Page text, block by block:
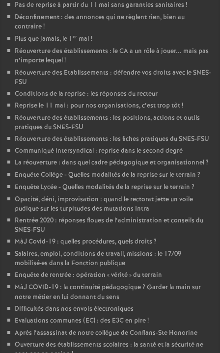
Pas de reprise à partir du 11 mai sans garanties sanitaires !
Déconfinement : des annonces qui ne règlent rien, bien au
contraire!
Plus que jamais, le 1 er mai !
Réouverture des établissements : le CA a un rôle à jouer... mais pas
n’importe lequel!
Réouverture des Etablissements : défendre vos droits avec le SNES-
FSU
Conditions de la reprise : les réponses du recteur
Reprise le 11 mai : pour nos organisations, c’est trop tôt!
Réouverture des établissements : les positions, actions et outils
pratiques du SNES-FSU
Réouverture des établissements : les fiches pratiques du SNES-FSU
Communiqué intersyndical : reprise dans le second degré
La réouverture : dans quel cadre pédagogique et organisationnel?
Enquête Collège - Quelles modalités de la reprise sur le terrain ?
Enquête Lycée - Quelles modalités de la reprise sur le terrain ?
Opacité, déni, improvisation : quand le rectorat jette un voile
pudique sur les turpitudes des mutations Intra
Rentrée 2020 : réponses floues de l’administration et conseils du
SNES-FSU
MàJ Covid-19 : quelles procédures, quels droits ?
Salaires, emploi, conditions de travail, missions : le 17/09
mobilisé·es dans la Fonction publique
Enquête de rentrée : opération «vérité» du terrain
MàJ COVID-19 : la continuité pédagogique? Garder la main sur
notre métier en lui donnant du sens
Difficultés dans nos envois électroniques
Evaluations communes (EC) : des E3C en pire!
Après l’assassinat de notre collègue de Conflans-Ste Honorine
Ouverture des établissements scolaires : la santé et la sécurité ne